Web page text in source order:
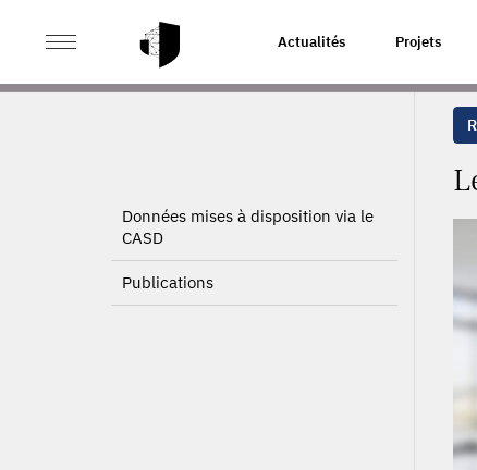
Actualités Projets
ACCUEIL LES EFFETS SUR L'EMPLOI
Données mises à disposition via le
CASD
Publications